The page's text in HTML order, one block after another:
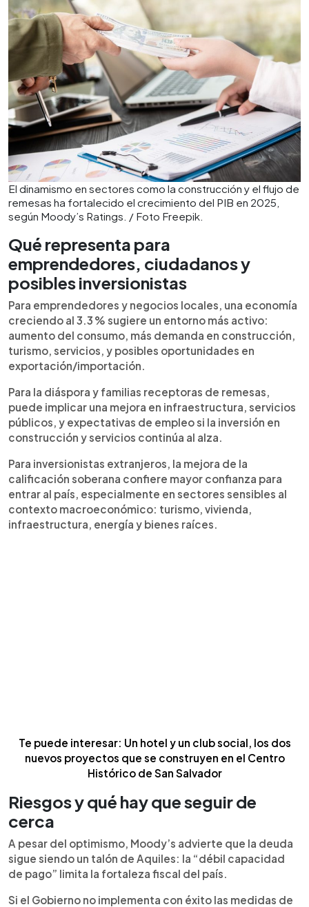
El dinamismo en sectores como la construcción y el flujo de
remesas ha fortalecido el crecimiento del PIB en 2025,
según Moody’s Ratings. / Foto Freepik.
Qué representa para
emprendedores, ciudadanos y
posibles inversionistas
Para emprendedores y negocios locales, una economía
creciendo al 3.3 % sugiere un entorno más activo:
aumento del consumo, más demanda en construcción,
turismo, servicios, y posibles oportunidades en
exportación/importación.
Para la diáspora y familias receptoras de remesas,
puede implicar una mejora en infraestructura, servicios
públicos, y expectativas de empleo si la inversión en
construcción y servicios continúa al alza.
Para inversionistas extranjeros, la mejora de la
calificación soberana confiere mayor confianza para
entrar al país, especialmente en sectores sensibles al
contexto macroeconómico: turismo, vivienda,
infraestructura, energía y bienes raíces.
Te puede interesar: Un hotel y un club social, los dos
nuevos proyectos que se construyen en el Centro
Histórico de San Salvador
Riesgos y qué hay que seguir de
cerca
A pesar del optimismo, Moody’s advierte que la deuda
sigue siendo un talón de Aquiles: la “débil capacidad
de pago” limita la fortaleza fiscal del país.
Si el Gobierno no implementa con éxito las medidas de